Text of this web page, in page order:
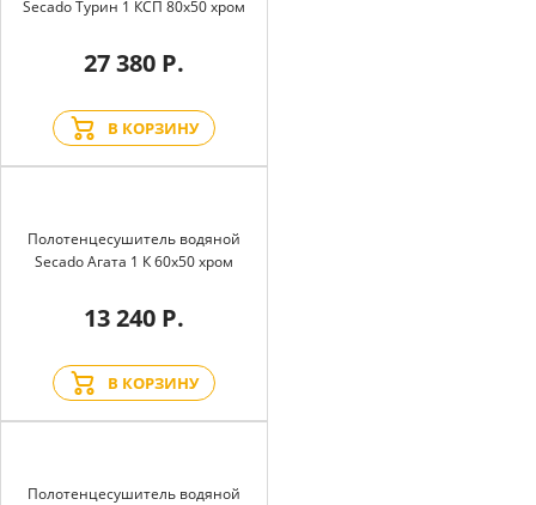
Secado Турин 1 КСП 80x50 хром
27 380 Р.
В КОРЗИНУ
Полотенцесушитель водяной
Secado Агата 1 К 60x50 хром
13 240 Р.
В КОРЗИНУ
Полотенцесушитель водяной